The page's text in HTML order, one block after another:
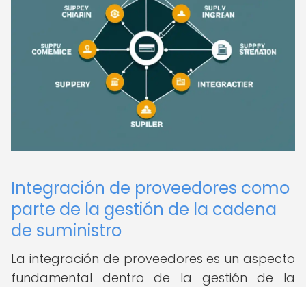
Integración de proveedores como
parte de la gestión de la cadena
de suministro
La integración de proveedores es un aspecto
fundamental dentro de la gestión de la